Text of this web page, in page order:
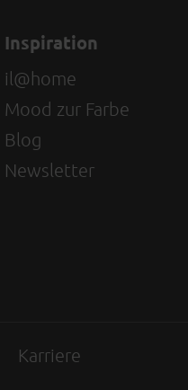
Inspiration
il@home
Mood zur Farbe
Blog
Newsletter
Karriere